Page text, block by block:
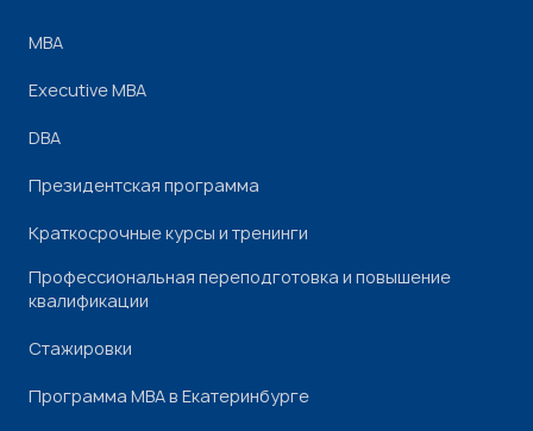
МВА
Executive MBA
DBA
Президентская программа
Краткосрочные курсы и тренинги
Профессиональная переподготовка и повышение
квалификации
Стажировки
Программа МВА в Екатеринбурге